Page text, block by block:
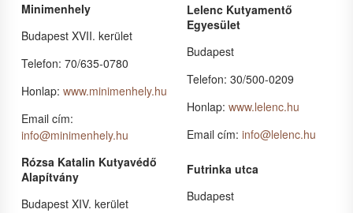
Minimenhely
Budapest XVII. kerület
Telefon: 70/635-0780
Honlap:www.minimenhely.hu
Email cím:
info@minimenhely.hu
Lelenc Kutyamentő
Egyesület
Budapest
Telefon: 30/500-0209
Honlap:www.lelenc.hu
Email cím:info@lelenc.hu
Rózsa Katalin Kutyavédő
Alapítvány
Budapest XIV. kerület
Futrinka utca
Budapest